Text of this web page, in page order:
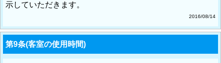
示していただきます。
2016/08/14
第9条(客室の使用時間)